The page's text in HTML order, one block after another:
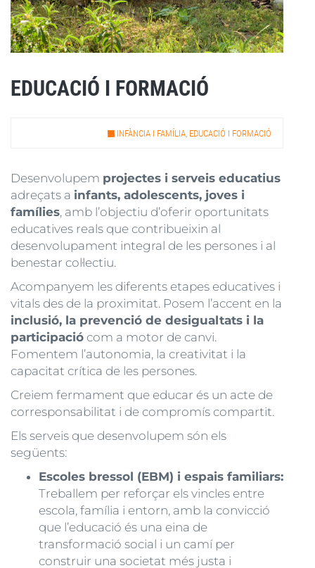
EDUCACIÓ I FORMACIÓ
INFÀNCIA I FAMÍLIA, EDUCACIÓ I FORMACIÓ
Desenvolupem projectes i serveis educatius
adreçats a infants, adolescents, joves i
famílies, amb l’objectiu d’oferir oportunitats
educatives reals que contribueixin al
desenvolupament integral de les persones i al
benestar col·lectiu.
Acompanyem les diferents etapes educatives i
vitals des de la proximitat. Posem l’accent en la
inclusió, la prevenció de desigualtats i la
participació com a motor de canvi.
Fomentem l’autonomia, la creativitat i la
capacitat crítica de les persones.
Creiem fermament que educar és un acte de
corresponsabilitat i de compromís compartit.
Els serveis que desenvolupem són els
següents:
Escoles bressol (EBM) i espais familiars:
Treballem per reforçar els vincles entre
escola, família i entorn, amb la convicció
que l’educació és una eina de
transformació social i un camí per
construir una societat més justa i